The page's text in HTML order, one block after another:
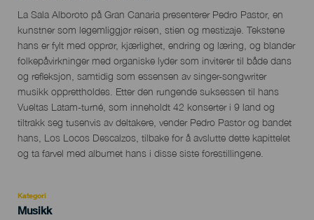
Descripción
del
evento
La Sala Alboroto på Gran Canaria presenterer Pedro Pastor, en
kunstner som legemliggjør reisen, stien og mestizaje. Tekstene
hans er fylt med opprør, kjærlighet, endring og læring, og blander
folkepåvirkninger med organiske lyder som inviterer til både dans
og refleksjon, samtidig som essensen av singer-songwriter
musikk opprettholdes. Etter den rungende suksessen til hans
Vueltas Latam-turné, som inneholdt 42 konserter i 9 land og
tiltrakk seg tusenvis av deltakere, vender Pedro Pastor og bandet
hans, Los Locos Descalzos, tilbake for å avslutte dette kapittelet
og ta farvel med albumet hans i disse siste forestillingene.
Kategori
Categoría
Musikk